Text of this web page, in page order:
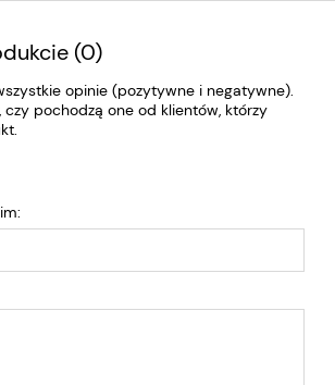
(0)
opinie (pozytywne i negatywne).
czy pochodzą one od klientów, którzy